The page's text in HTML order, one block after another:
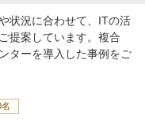
状況に合わせて、ITの活
提案しています。複合
ターを導入した事例をご